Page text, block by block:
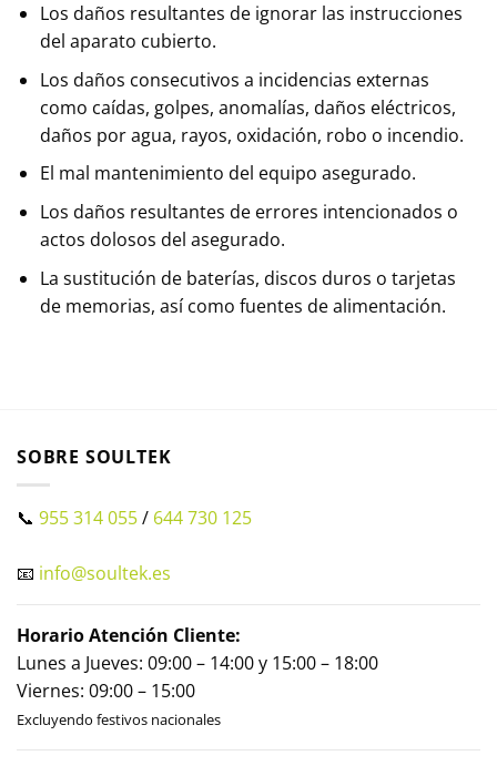
Los daños resultantes de ignorar las instrucciones
del aparato cubierto.
Los daños consecutivos a incidencias externas
como caídas, golpes, anomalías, daños eléctricos,
daños por agua, rayos, oxidación, robo o incendio.
El mal mantenimiento del equipo asegurado.
Los daños resultantes de errores intencionados o
actos dolosos del asegurado.
La sustitución de baterías, discos duros o tarjetas
de memorias, así como fuentes de alimentación.
SOBRE SOULTEK
📞 955 314 055/ 644 730 125
📧 info@soultek.es
Horario Atención Cliente:
Lunes a Jueves: 09:00 – 14:00 y 15:00 – 18:00
Viernes: 09:00 – 15:00
Excluyendo festivos nacionales